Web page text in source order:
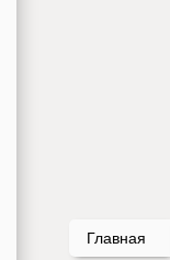
Главная